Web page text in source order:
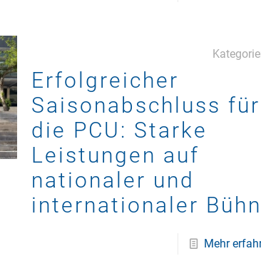
Erfolgreicher
Saisonabschluss für
die PCU: Starke
Leistungen auf
nationaler und
internationaler
Mehr